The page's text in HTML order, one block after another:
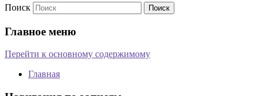
Поиск
Главное меню
Перейти к основному содержимому
Главная